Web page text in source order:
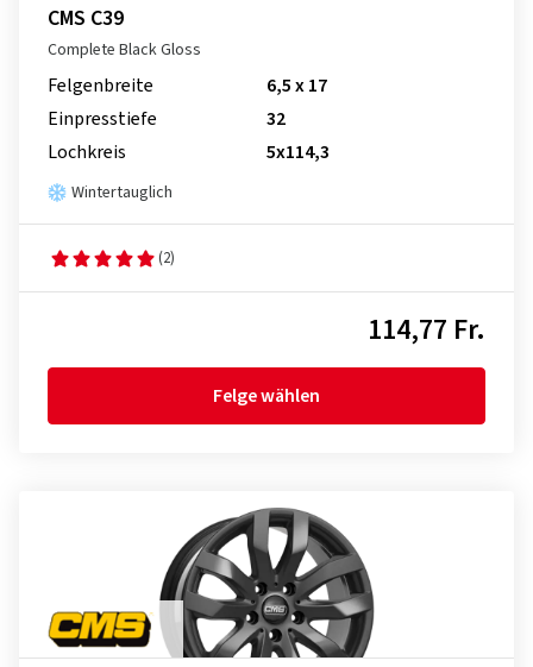
CMS C39
Complete Black Gloss
Felgenbreite
6,5 x 17
Einpresstiefe
32
Lochkreis
5x114,3
Wintertauglich
(2)
114,77 Fr.
Felge wählen